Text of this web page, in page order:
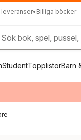
leveranser• Billiga böcker
Sök bok, spel, pussel,
StudentTopplistorBarn